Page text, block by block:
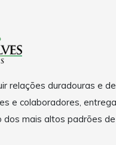
relações duradouras e
e colaboradores,
dos mais altos padrões